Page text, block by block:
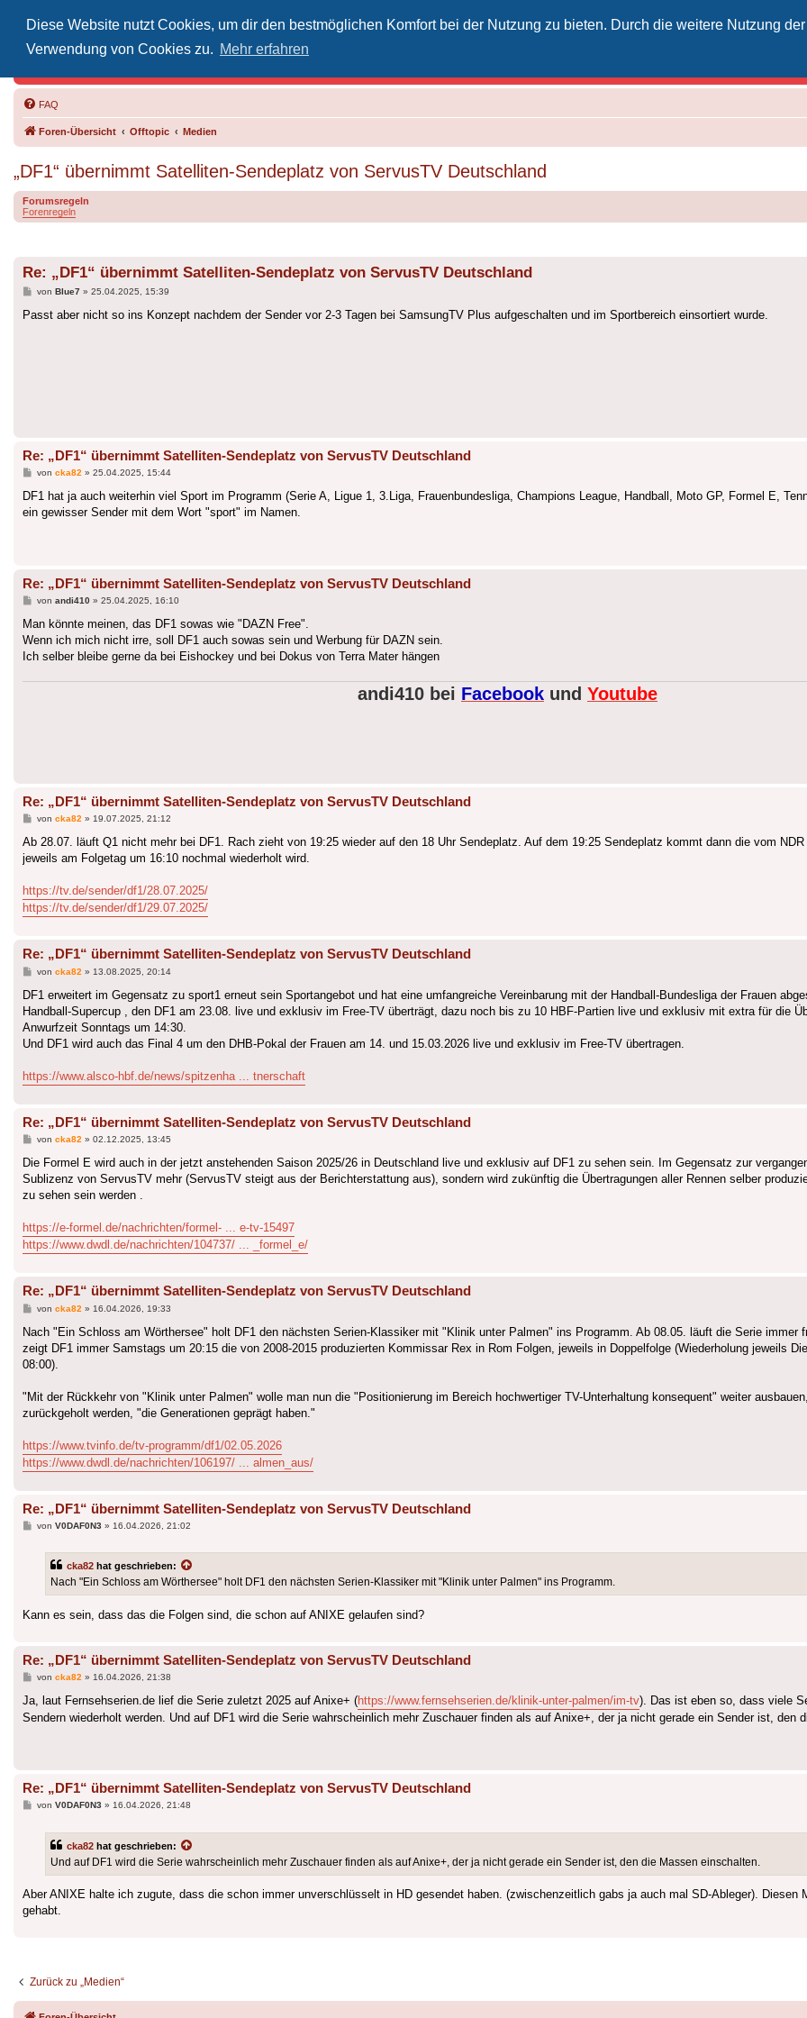
Diese Website nutzt Cookies, um dir den bestmöglichen Komfort bei der Nutzung zu bieten. Durch die weitere Nutzung
Verwendung von Cookies zu. Mehr erfahren
FAQ
Foren-Übersicht Offtopic Medien
„DF1“ übernimmt Satelliten-Sendeplatz von ServusTV Deutschland
Forumsregeln
Forenregeln
Re: „DF1“ übernimmt Satelliten-Sendeplatz von ServusTV Deutschland
Beitrag
von Blue7» 25.04.2025, 15:39
Passt aber nicht so ins Konzept nachdem der Sender vor 2-3 Tagen bei SamsungTV Plus aufgeschalten und im Sportbereich einsortiert wurde.
Re: „DF1“ übernimmt Satelliten-Sendeplatz von ServusTV Deutschland
Beitrag
von cka82 » 25.04.2025, 15:44
DF1 hat ja auch weiterhin viel Sport im Programm (Serie A, Ligue 1, 3.Liga, Frauenbundesliga, Champions League, Handball, Moto GP, Formel E,
ein gewisser Sender mit dem Wort "sport" im Namen.
Re: „DF1“ übernimmt Satelliten-Sendeplatz von ServusTV Deutschland
Beitrag
von andi410» 25.04.2025, 16:10
Man könnte meinen, das DF1 sowas wie "DAZN Free".
Wenn ich mich nicht irre, soll DF1 auch sowas sein und Werbung für DAZN sein.
Ich selber bleibe gerne da bei Eishockey und bei Dokus von Terra Mater hängen
andi410 bei Facebook und Youtube
Re: „DF1“ übernimmt Satelliten-Sendeplatz von ServusTV Deutschland
Beitrag
von cka82 » 19.07.2025, 21:12
Ab 28.07. läuft Q1 nicht mehr bei DF1. Rach zieht von 19:25 wieder auf den 18 Uhr Sendeplatz. Auf dem 19:25 Sendeplatz kommt dann die vom
jeweils am Folgetag um 16:10 nochmal wiederholt wird.
https://tv.de/sender/df1/28.07.2025/
https://tv.de/sender/df1/29.07.2025/
Re: „DF1“ übernimmt Satelliten-Sendeplatz von ServusTV Deutschland
Beitrag
von cka82 » 13.08.2025, 20:14
DF1 erweitert im Gegensatz zu sport1 erneut sein Sportangebot und hat eine umfangreiche Vereinbarung mit der Handball-Bundesliga der Frauen
Handball-Supercup , den DF1 am 23.08. live und exklusiv im Free-TV überträgt, dazu noch bis zu 10 HBF-Partien live und exklusiv mit extra für die
Anwurfzeit Sonntags um 14:30.
Und DF1 wird auch das Final 4 um den DHB-Pokal der Frauen am 14. und 15.03.2026 live und exklusiv im Free-TV übertragen.
https://www.alsco-hbf.de/news/spitzenha ... tnerschaft
Re: „DF1“ übernimmt Satelliten-Sendeplatz von ServusTV Deutschland
Beitrag
von cka82 » 02.12.2025, 13:45
Die Formel E wird auch in der jetzt anstehenden Saison 2025/26 in Deutschland live und exklusiv auf DF1 zu sehen sein. Im Gegensatz zur
Sublizenz von ServusTV mehr (ServusTV steigt aus der Berichterstattung aus), sondern wird zukünftig die Übertragungen aller Rennen selber
zu sehen sein werden .
https://e-formel.de/nachrichten/formel- ... e-tv-15497
https://www.dwdl.de/nachrichten/104737/ ... _formel_e/
Re: „DF1“ übernimmt Satelliten-Sendeplatz von ServusTV Deutschland
Beitrag
von cka82 » 16.04.2026, 19:33
Nach "Ein Schloss am Wörthersee" holt DF1 den nächsten Serien-Klassiker mit "Klinik unter Palmen" ins Programm. Ab 08.05. läuft die Serie immer
zeigt DF1 immer Samstags um 20:15 die von 2008-2015 produzierten Kommissar Rex in Rom Folgen, jeweils in Doppelfolge (Wiederholung jeweils
08:00).
"Mit der Rückkehr von "Klinik unter Palmen" wolle man nun die "Positionierung im Bereich hochwertiger TV-Unterhaltung konsequent" weiter
zurückgeholt werden, "die Generationen geprägt haben."
https://www.tvinfo.de/tv-programm/df1/02.05.2026
https://www.dwdl.de/nachrichten/106197/ ... almen_aus/
Re: „DF1“ übernimmt Satelliten-Sendeplatz von ServusTV Deutschland
Beitrag
von V0DAF0N3» 16.04.2026, 21:02
cka82 hat geschrieben:
Nach "Ein Schloss am Wörthersee" holt DF1 den nächsten Serien-Klassiker mit "Klinik unter Palmen" ins Programm.
Kann es sein, dass das die Folgen sind, die schon auf ANIXE gelaufen sind?
Re: „DF1“ übernimmt Satelliten-Sendeplatz von ServusTV Deutschland
Beitrag
von cka82 » 16.04.2026, 21:38
Ja, laut Fernsehserien.de lief die Serie zuletzt 2025 auf Anixe+ (https://www.fernsehserien.de/klinik-unter-palmen/im-tv). Das ist eben so, dass viele
Sendern wiederholt werden. Und auf DF1 wird die Serie wahrscheinlich mehr Zuschauer finden als auf Anixe+, der ja nicht gerade ein Sender ist, den
Re: „DF1“ übernimmt Satelliten-Sendeplatz von ServusTV Deutschland
Beitrag
von V0DAF0N3» 16.04.2026, 21:48
cka82 hat geschrieben:
Und auf DF1 wird die Serie wahrscheinlich mehr Zuschauer finden als auf Anixe+, der ja nicht gerade ein Sender ist, den die Massen einschalten.
Aber ANIXE halte ich zugute, dass die schon immer unverschlüsselt in HD gesendet haben. (zwischenzeitlich gabs ja auch mal SD-Ableger). Diesen
gehabt.
Zurück zu „Medien“